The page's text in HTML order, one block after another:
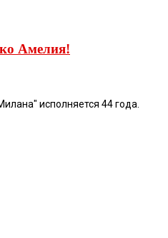
Амелия!
исполняется 44 года.